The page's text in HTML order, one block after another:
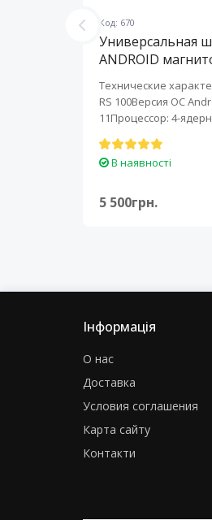
Код: 670
Универсальная
ANDROID
Технические
RS 100Версия ОС
11Процессор: 4-
В наявності
5 500грн.
Інформація
О нас
Доставка
Условия соглашения
Карта сайту
Контакти